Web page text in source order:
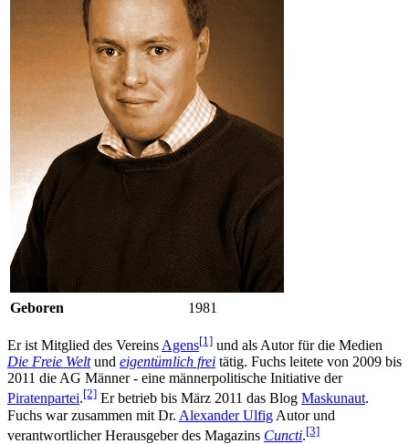
Geboren 1981
Er ist Mitglied des Vereins Agens[1] und als Autor für die Medien
Die Freie Weltund eigentümlich frei tätig. Fuchs leitete von 2009 bis
2011 die AG Männer - eine männerpolitische Initiative der
Piratenpartei.[2] Er betrieb bis März 2011 das Blog Maskunaut.
Fuchs war zusammen mit Dr. Alexander Ulfig Autor und
verantwortlicher Herausgeber des Magazins Cuncti.[3]